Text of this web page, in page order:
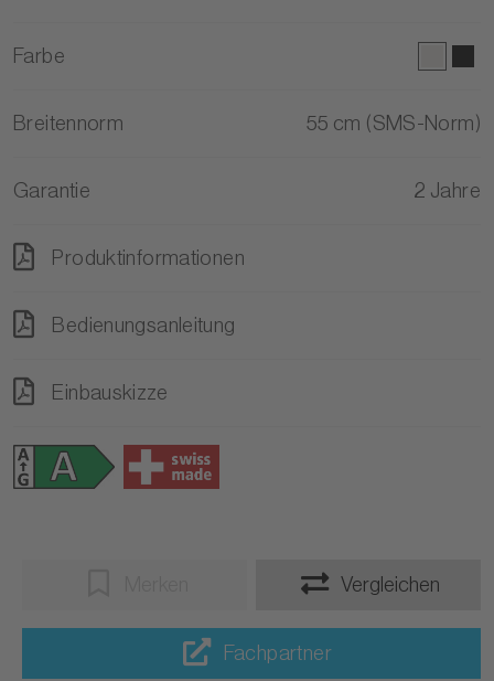
Farbe
Breitennorm 55 cm (SMS-Norm)
Garantie 2 Jahre
Produktinformationen
Bedienungsanleitung
Einbauskizze
Vergleichen
Fachpartner